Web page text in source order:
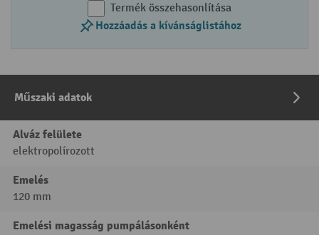
Termék összehasonlítása
Hozzáadás a kívánságlistához
Műszaki adatok
Alváz felülete
elektropolírozott
Emelés
120 mm
Emelési magasság pumpálásonként